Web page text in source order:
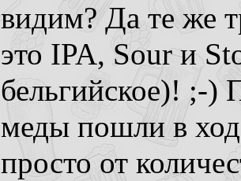
видим? Да те же
это IPA, Sour и
бельгийское)! ;-)
меды пошли в
просто от